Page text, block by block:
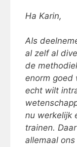
Ha Karin,
Als
al zelf al
de
enorm goed
echt wilt
nu werkelijk
trainen.
allemaal